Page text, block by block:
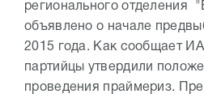
регионального отделения
объявлено о начале
2015 года. Как сообщает
партийцы утвердили
проведения праймериз.